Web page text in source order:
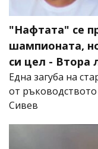
"Нафтата" се
шампионата,
си цел - Втора
Една загуба на
от
Сивев